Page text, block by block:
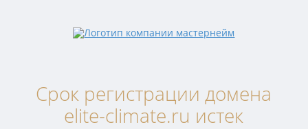
Срок регистрации домена
elite-climate.ru истек